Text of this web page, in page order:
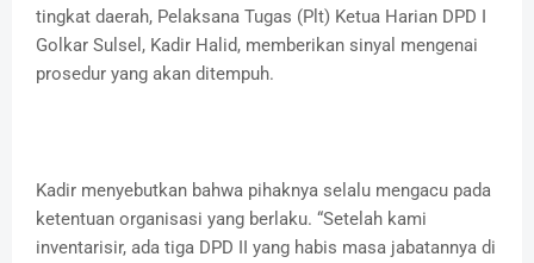
tingkat daerah, Pelaksana Tugas (Plt) Ketua Harian DPD I
Golkar Sulsel, Kadir Halid, memberikan sinyal mengenai
prosedur yang akan ditempuh.
Kadir menyebutkan bahwa pihaknya selalu mengacu pada
ketentuan organisasi yang berlaku. ​“Setelah kami
inventarisir, ada tiga DPD II yang habis masa jabatannya di